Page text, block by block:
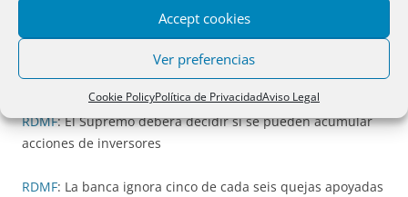
Accept cookies
Ver preferencias
Cookie PolicyPolítica de PrivacidadAviso Legal
: Nuevo capitalismo de los ciudadanos
: Afectados por acciones Bankia reclaman que se
admitan las demandas acumuladas
RDMF: El Supremo deberá decidir si se pueden acumular
acciones de inversores
RDMF: La banca ignora cinco de cada seis quejas apoyadas